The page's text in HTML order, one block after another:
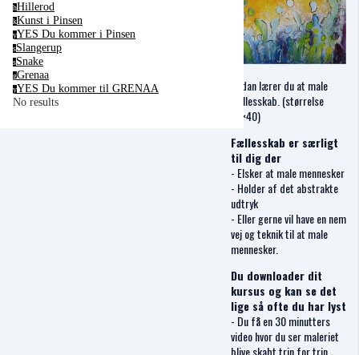
hHillerod
kKunst i Pinsen
yYES Du kommer i Pinsen
sSlangerup
sSnake
gGrenaa
yYES Du kommer til GRENAA
No results
Sådan lærer du at male
Fællesskab. (størrelse
40×40)
Fællesskab er særligt
til dig der
- Elsker at male mennesker
- Holder af det abstrakte
udtryk
- Eller gerne vil have en nem
vej og teknik til at male
mennesker.
Du downloader dit
kursus og kan se det
lige så ofte du har lyst
- Du få en 30 minutters
video hvor du ser maleriet
blive skabt trin for trin.